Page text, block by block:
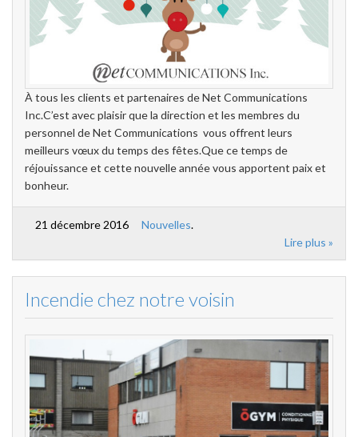
À tous les clients et partenaires de Net Communications
Inc.C’est avec plaisir que la direction et les membres du
personnel de Net Communications vous offrent leurs
meilleurs vœux du temps des fêtes.Que ce temps de
réjouissance et cette nouvelle année vous apportent paix et
bonheur.
21 décembre 2016 Nouvelles.
Lire plus »
Incendie chez notre voisin